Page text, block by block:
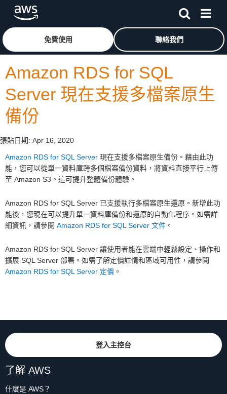
跳至主要內容按一下這裡可返回 Amazon Web Services 首頁
免費使用 聯絡我們
Amazon RDS for SQL
Server 現在支援多檔案原生
備份
張貼日期: Apr 16, 2020
Amazon RDS for SQL Server 現在支援多檔案原生備份。藉由此功
能，您可以從單一資料庫跨多個檔案備份資料，將資料直接平行上傳
至 Amazon S3。這可提升整體備份體驗。
Amazon RDS for SQL Server 已支援執行多檔案原生還原。新增此功
能後，您現在可以提升單一資料庫備份和還原的自動化程序。如需詳
細資訊，請參閱 Amazon RDS for SQL Server 文件 。
Amazon RDS for SQL Server 讓使用者能在雲端中輕鬆設定、操作和
擴展 SQL Server 部署。如需了解定價詳情和區域可用性，請參閱
Amazon RDS for SQL Server 定價 。
登入主控台
了解 AWS
什麼是 AWS？